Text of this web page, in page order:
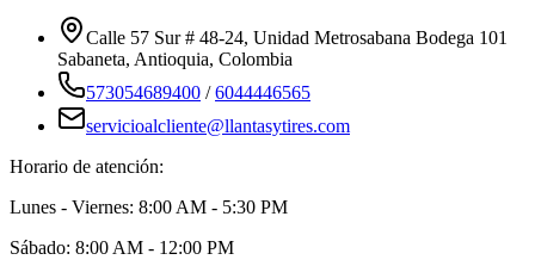
Calle 57 Sur # 48-24, Unidad Metrosabana Bodega 101
Sabaneta, Antioquia, Colombia
573054689400 /6044446565
servicioalcliente@llantasytires.com
Horario de atención:
Lunes - Viernes: 8:00 AM - 5:30 PM
Sábado: 8:00 AM - 12:00 PM